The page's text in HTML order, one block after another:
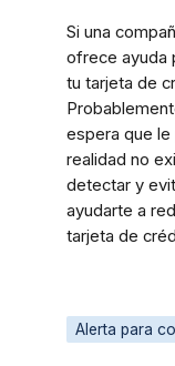
Si una
ofrece ayuda
tu tarjeta de
espera que
realidad no
detectar y
ayudarte a
tarjeta de
Alerta para